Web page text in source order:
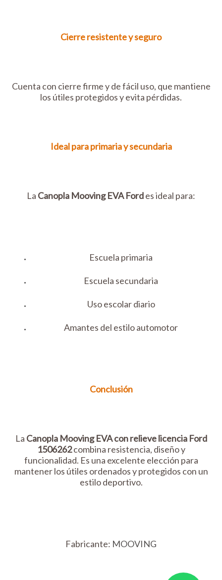
Cierre resistente y seguro
Cuenta con cierre firme y de fácil uso, que mantiene
los útiles protegidos y evita pérdidas.
Ideal para primaria y secundaria
La Canopla Mooving EVA Fordes ideal para:
Escuela primaria
Escuela secundaria
Uso escolar diario
Amantes del estilo automotor
Conclusión
La Canopla Mooving EVA con relieve licencia Ford
1506262combina resistencia, diseño y
funcionalidad. Es una excelente elección para
mantener los útiles ordenados y protegidos con un
estilo deportivo.
Fabricante: MOOVING